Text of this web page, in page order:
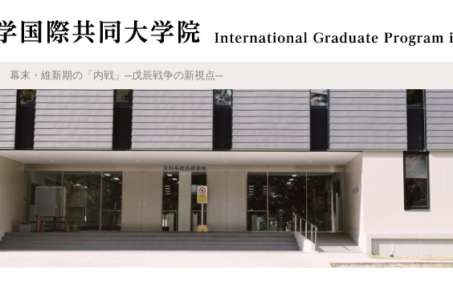
幕末・維新期の「内戦」─戊辰戦争の新視点─